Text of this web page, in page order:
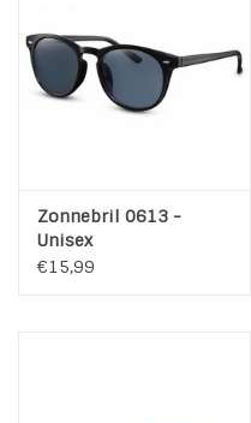
Zonnebril 0613 -
Unisex
€15,99